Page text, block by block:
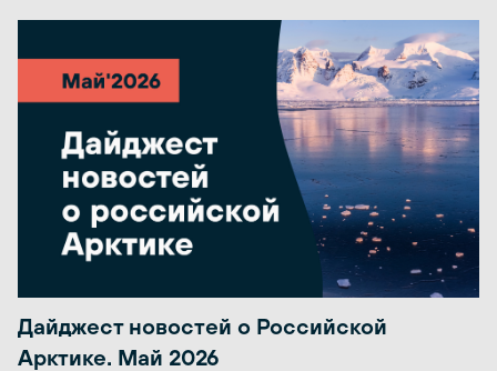
Дайджест новостей о Российской
Арктике. Май 2026